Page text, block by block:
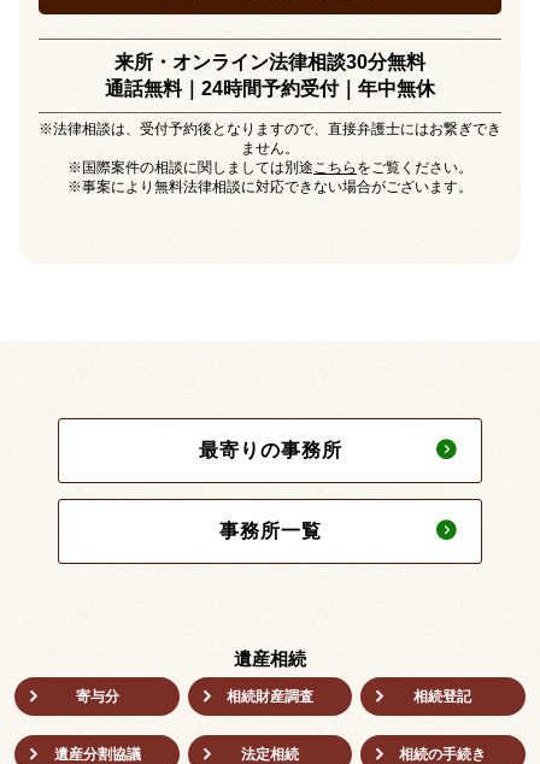
来所・オンライン法律相談30分無料
通話無料｜24時間予約受付｜年中無休
※法律相談は、受付予約後となりますので、直接弁護士にはお繋ぎでき
ません。
※国際案件の相談に関しましては別途こちら をご覧ください。
※事案により無料法律相談に対応できない場合がございます。
最寄りの事務所
事務所一覧
遺産相続
寄与分 相続財産調査 相続登記
遺産分割協議 法定相続 相続の⼿続き